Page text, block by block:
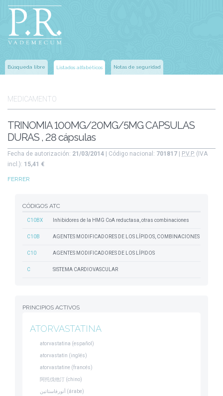
Búsqueda libre Listados alfabéticos Notas de seguridad
MEDICAMENTO
TRINOMIA 100MG/20MG/5MG CAPSULAS
DURAS , 28 cápsulas
Fecha de autorización: 21/03/2014 | Código nacional: 701817 P.V.P. (IVA
incl.): 15,41 €
FERRER
CÓDIGOS ATC
C10BX Inhibidores de la HMG CoA reductasa, otras combinaciones
C10B AGENTES MODIFICADORES DE LOS LÍPIDOS, COMBINACIONES
C10 AGENTES MODIFICADORES DE LOS LÍPIDOS
C SISTEMA CARDIOVASCULAR
PRINCIPIOS ACTIVOS
ATORVASTATINA
atorvastatina (español)
atorvastatin (inglés)
atorvastatine (francés)
阿托伐他汀 (chino)
أتورفاستاتين (árabe)